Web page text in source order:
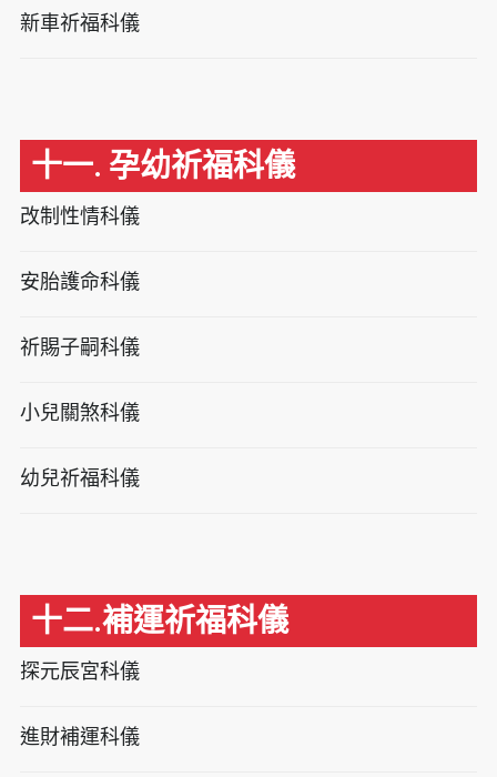
新車祈福科儀
十一. 孕幼祈福科儀
改制性情科儀
安胎護命科儀
祈賜子嗣科儀
小兒關煞科儀
幼兒祈福科儀
十二.補運祈福科儀
探元辰宮科儀
進財補運科儀